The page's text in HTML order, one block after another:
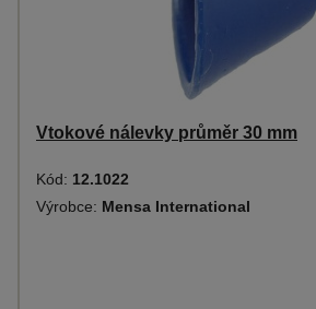
Vtokové nálevky průměr 30 mm
Kód: 12.1022
Výrobce: Mensa International